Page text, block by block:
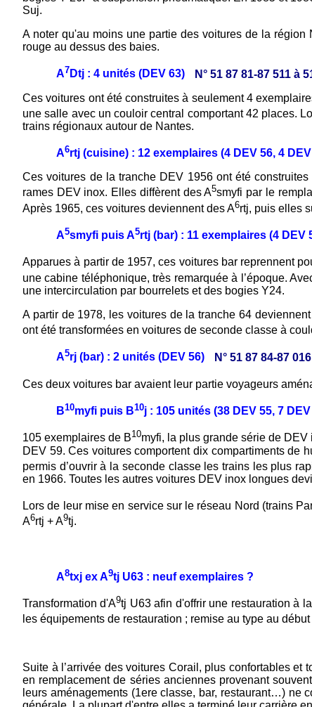
Suj.
A noter qu'au moins une partie des voitures de la
rouge au dessus des baies.
A7 Dtj : 4 unités (DEV 63)
N° 51 87 81-87 511 à
Ces voitures ont été construites à seulement 4
une salle avec un couloir central comportant 42 places.
trains régionaux autour de Nantes.
A6rtj (cuisine) : 12 exemplaires (4 DEV 56, 4
Ces voitures de la tranche DEV 1956 ont été
rames DEV inox. Elles diffèrent des A5smyfi par le
Après 1965, ces voitures deviennent des A6rtj, puis elles
A5smyfi puis A5rtj (bar) : 11 exemplaires (4 DEV
Apparues à partir de 1957, ces voitures bar reprennent
une cabine téléphonique, très remarquée à l’époque.
une intercirculation par bourrelets et des bogies Y24.
A partir de 1978, les voitures de la tranche 64
ont été transformées en voitures de seconde classe à
A5rj (bar) : 2 unités (DEV 56) N° 51 87 84-87
Ces deux voitures bar avaient leur partie voyageurs
B10myfi puis B10j : 105 unités (38 DEV 55, 7
105 exemplaires de B10myfi, la plus grande série de
DEV 59. Ces voitures comportent dix compartiments de
permis d’ouvrir à la seconde classe les trains les plus
en 1966. Toutes les autres voitures DEV inox longues
Lors de leur mise en service sur le réseau Nord (trains
A6rtj + A9tj.
A8txj ex A9tj U63 : neuf exemplaires ?
Transformation d'A9tj U63 afin d'offrir une restauration à
les équipements de restauration ; remise au type au
Suite à l’arrivée des voitures Corail, plus confortables
en remplacement de séries anciennes provenant
leurs aménagements (1ere classe, bar, restaurant…) ne